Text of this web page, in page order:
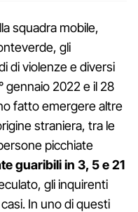
squadra mobile,
gli
di violenze e diversi
gennaio 2022 e il 28
fatto emergere altre
straniera, tra le
picchiate
guaribili in 3, 5 e 21
gli inquirenti
In uno di questi